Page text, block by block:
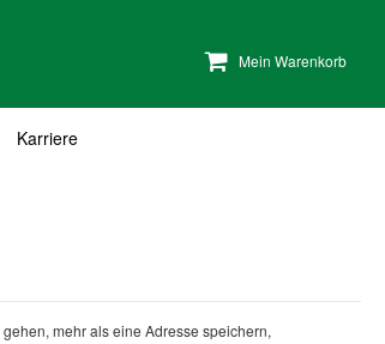
Mein Warenkorb
Karriere
mehr als eine Adresse speichern,